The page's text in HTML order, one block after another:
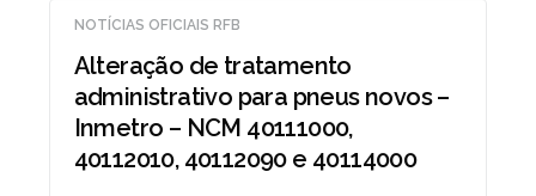
NOTÍCIAS OFICIAIS RFB
Alteração de tratamento
administrativo para pneus novos –
Inmetro – NCM 40111000,
40112010, 40112090 e 40114000